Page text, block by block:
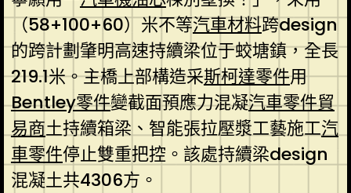
（58+100+60）米不等汽車材料跨design
的跨計劃肇明高速持續梁位于蛟塘鎮，全長
219.1米。主橋上部構造采斯柯達零件用
Bentley零件變截面預應力混凝汽車零件貿
易商土持續箱梁、智能張拉壓漿工藝施工汽
車零件停止雙重把控。該處持續梁design
混凝土共4306方。